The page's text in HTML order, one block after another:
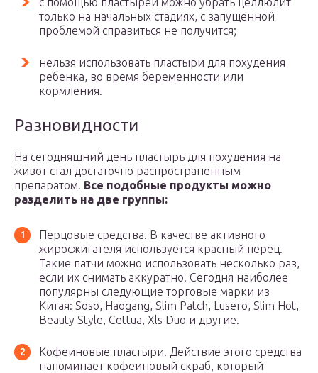
только на начальных стадиях, с запущенной
проблемой справиться не получится;
нельзя использовать пластыри для похудения
ребенка, во время беременности или
кормления.
Разновидности
На сегодняшний день пластырь для похудения на
живот стал достаточно распространенным
препаратом. Все подобные продукты можно
разделить на две группы:
Перцовые средства. В качестве активного
жиросжигателя используется красный перец.
Такие патчи можно использовать несколько раз,
если их снимать аккуратно. Сегодня наиболее
популярны следующие торговые марки из
Китая: Soso, Haogang, Slim Patch, Lusero, Slim Hot,
Beauty Style, Cettua, Xls Duo и другие.
Кофеиновые пластыри. Действие этого средства
напоминает кофеиновый скраб, который